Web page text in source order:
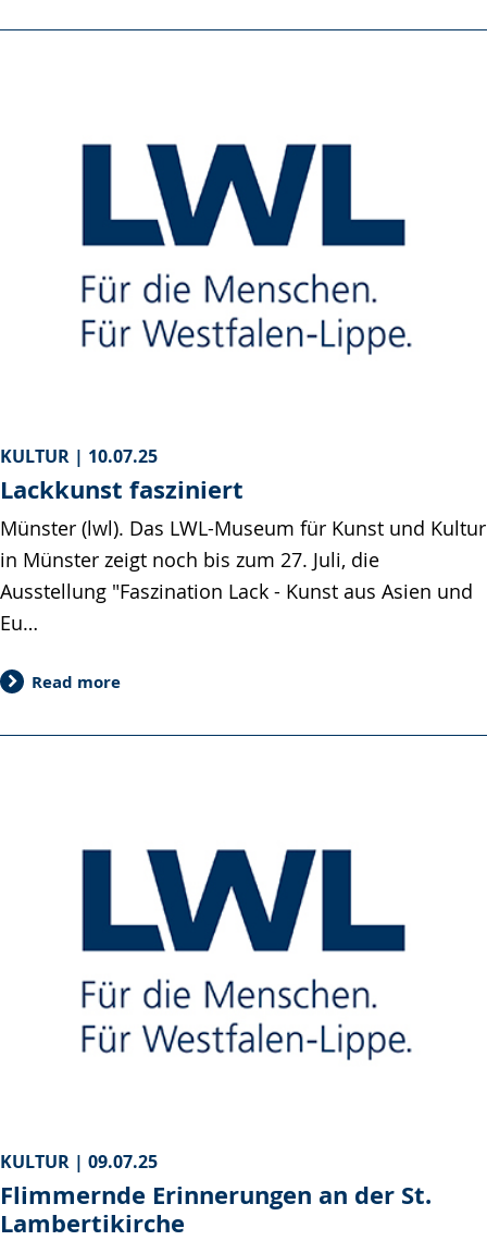
KULTUR | 10.07.25
Lackkunst fasziniert
Münster (lwl). Das LWL-Museum für Kunst und Kultur
in Münster zeigt noch bis zum 27. Juli, die
Ausstellung "Faszination Lack - Kunst aus Asien und
Eu…
Read more
KULTUR | 09.07.25
Flimmernde Erinnerungen an der St.
Lambertikirche